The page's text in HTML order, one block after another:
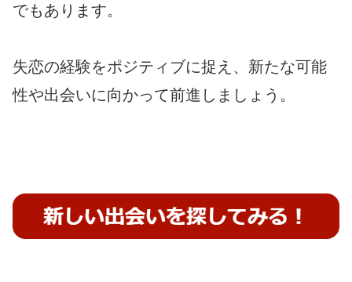
でもあります。
失恋の経験をポジティブに捉え、新たな可能
性や出会いに向かって前進しましょう。